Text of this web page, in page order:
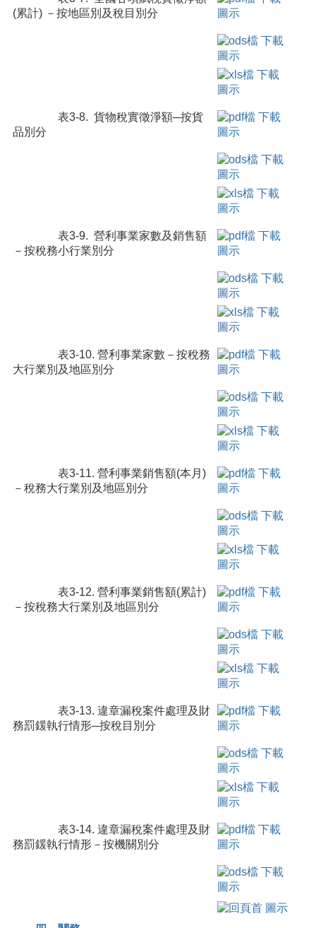
(累計) －按地區別及稅目別分
表3-8. 貨物稅實徵淨額─按貨
品別分
表3-9. 營利事業家數及銷售額
－按稅務小行業別分
表3-10. 營利事業家數－按稅務
大行業別及地區別分
表3-11. 營利事業銷售額(本月)
－稅務大行業別及地區別分
表3-12. 營利事業銷售額(累計)
－按稅務大行業別及地區別分
表3-13. 違章漏稅案件處理及財
務罰鍰執行情形─按稅目別分
表3-14. 違章漏稅案件處理及財
務罰鍰執行情形－按機關別分